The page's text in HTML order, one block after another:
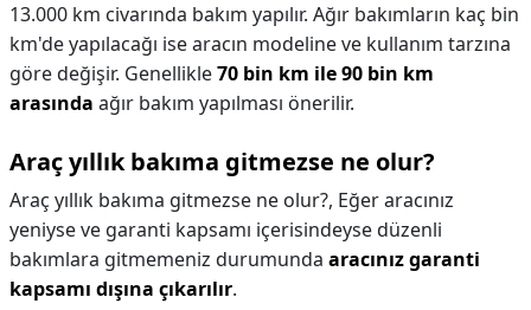
13.000 km civarında bakım yapılır. Ağır bakımların kaç bin
km'de yapılacağı ise aracın modeline ve kullanım tarzına
göre değişir. Genellikle70 bin km ile 90 bin km
arasında ağır bakım yapılması önerilir.
Araç yıllık bakıma gitmezse ne olur?
Araç yıllık bakıma gitmezse ne olur?, Eğer aracınız
yeniyse ve garanti kapsamı içerisindeyse düzenli
bakımlara gitmemeniz durumunda aracınız garanti
kapsamı dışına çıkarılır.